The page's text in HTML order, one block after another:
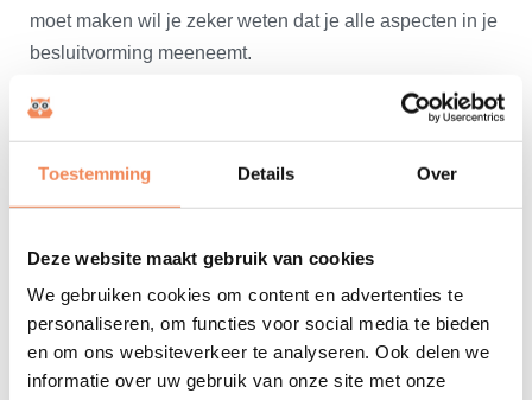
Toestemming Details Over
Deze website maakt gebruik van cookies
We gebruiken cookies om content en advertenties te
personaliseren, om functies voor social media te bieden
en om ons websiteverkeer te analyseren. Ook delen we
informatie over uw gebruik van onze site met onze
moet maken wil je zeker weten dat je alle aspecten in je
besluitvorming meeneemt.
Wij rekenen je voor hoe lang kun je vooruit kunt door
optimalisering van je magazijn in je huidige pand als je
de voorgenomen groei gaat realiseren.
lopen met jou door onze ervaringen bij nieuwbouw
magazijnen die wij met en voor onze klanten hebben
ontworpen en projectmatig gerealiseerd.
Wij werken beide opties samen met jou uit zodat je een